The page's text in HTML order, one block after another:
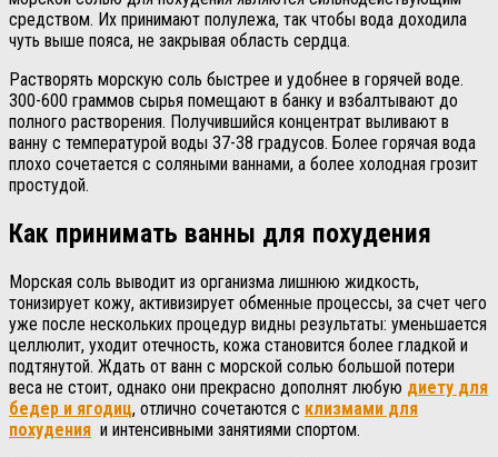
средством. Их принимают полулежа, так чтобы вода доходила
чуть выше пояса, не закрывая область сердца.
Растворять морскую соль быстрее и удобнее в горячей воде.
300-600 граммов сырья помещают в банку и взбалтывают до
полного растворения. Получившийся концентрат выливают в
ванну с температурой воды 37-38 градусов. Более горячая вода
плохо сочетается с соляными ваннами, а более холодная грозит
простудой.
Как принимать ванны для похудения
Морская соль выводит из организма лишнюю жидкость,
тонизирует кожу, активизирует обменные процессы, за счет чего
уже после нескольких процедур видны результаты: уменьшается
целлюлит, уходит отечность, кожа становится более гладкой и
подтянутой. Ждать от ванн с морской солью большой потери
веса не стоит, однако они прекрасно дополнят любую диету для
бедер и ягодиц, отлично сочетаются с клизмами для
похудения и интенсивными занятиями спортом.